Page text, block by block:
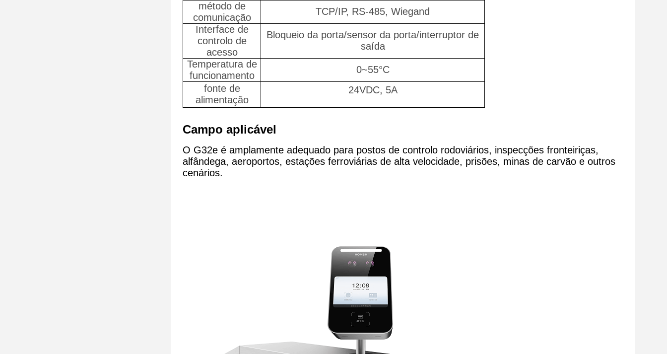
método de
comunicação
TCP/IP, RS-485, Wiegand
Interface de
controlo de
acesso
Bloqueio da porta/sensor da porta/interruptor de
saída
Temperatura de
funcionamento
0~55°C
fonte de
alimentação
24VDC, 5A
Campo aplicável
O G32e é amplamente adequado para postos de controlo rodoviários, inspecções fronteiriças,
alfândega, aeroportos, estações ferroviárias de alta velocidade, prisões, minas de carvão e outros
cenários.